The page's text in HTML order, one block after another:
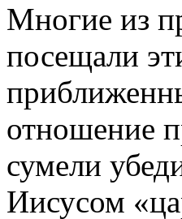
Многие из
посещали
отношение
сумели
Иисусом